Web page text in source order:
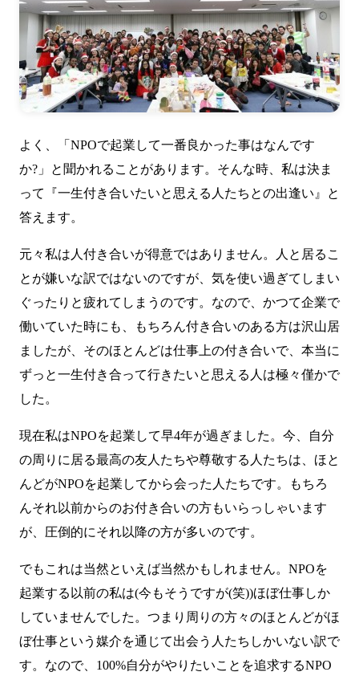
よく、「NPOで起業して一番良かった事はなんです
か?」と聞かれることがあります。そんな時、私は決ま
って『一生付き合いたいと思える人たちとの出逢い』と
答えます。
元々私は人付き合いが得意ではありません。人と居るこ
とが嫌いな訳ではないのですが、気を使い過ぎてしまい
ぐったりと疲れてしまうのです。なので、かつて企業で
働いていた時にも、もちろん付き合いのある方は沢山居
ましたが、そのほとんどは仕事上の付き合いで、本当に
ずっと一生付き合って行きたいと思える人は極々僅かで
した。
現在私はNPOを起業して早4年が過ぎました。今、自分
の周りに居る最高の友人たちや尊敬する人たちは、ほと
んどがNPOを起業してから会った人たちです。もちろ
んそれ以前からのお付き合いの方もいらっしゃいます
が、圧倒的にそれ以降の方が多いのです。
でもこれは当然といえば当然かもしれません。NPOを
起業する以前の私は(今もそうですが(笑))ほぼ仕事しか
していませんでした。つまり周りの方々のほとんどがほ
ぼ仕事という媒介を通じて出会う人たちしかいない訳で
す。なので、100%自分がやりたいことを追求するNPO